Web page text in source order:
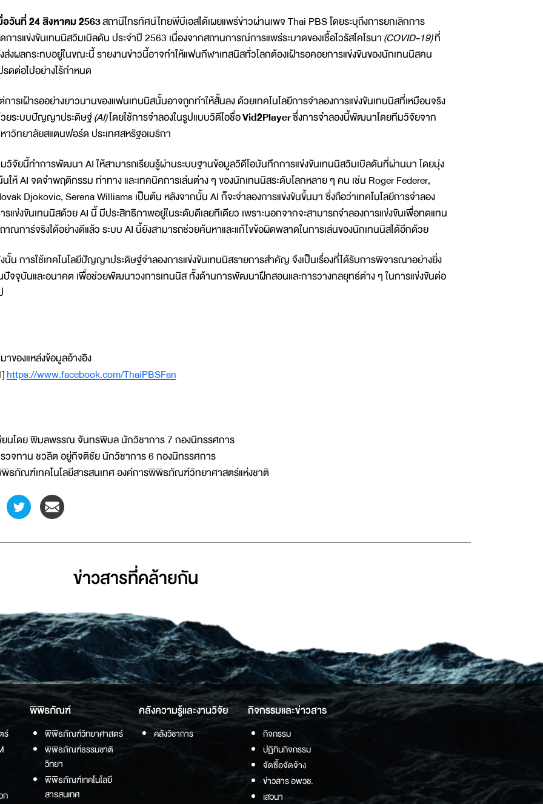
อวันที่ 24 สิงหาคม 2563สถานีโทรทัศน์ไทยพีบีเอสได้เผยแพร่ข่าวผ่านเพจ Thai PBS โดยระบุถึงการยกเลิกการ
การแข่งขันเทนนิสวิมเบิลดัน ประจำปี 2563 เนื่องจากสถานการณ์การแพร่ระบาดของเชื้อไวรัสโคโรนา(COVID-19)ที่
ส่งผลกระทบอยู่ในขณะนี้ รายงานข่าวนี้อาจทำให้แฟนกีฬาเทสนิสทั่วโลกต้องเฝ้ารอคอยการแข่งขันของนักเทนนิสคน
รดต่อไปอย่างไร้กำหนด
การเฝ้ารออย่างยาวนานของแฟนเทนนิสนั้นอาจถูกทำให้สั้นลง ด้วยเทคโนโลยีการจำลองการแข่งขันเทนนิสที่เหมือนจริง
ยระบบปัญญาประดิษฐ์(AI)โดยใช้การจำลองในรูปแบบวิดีโอชื่อVid2Playerซึ่งการจำลองนี้พัฒนาโดยทีมวิจัยจาก
าวิทยาลัยสแตนฟอร์ด ประเทศสหรัฐอเมริกา
วิจัยนี้ทำการพัฒนา AI ให้สามารถเรียนรู้ผ่านระบบฐานข้อมูลวิดีโอบันทึกการแข่งขันเทนนิสวิมเบิลดันที่ผ่านมา โดยมุ่ง
นให้ AI จดจำพฤติกรรม ท่าทาง และเทคนิคการเล่นต่าง ๆ ของนักเทนนิสระดับโลกหลาย ๆ คน เช่น Roger Federer,
Djokovic, Serena Williams เป็นต้น หลังจากนั้น AI ก็จะจำลองการแข่งขันขึ้นมา ซึ่งถือว่าเทคโนโลยีการจำลอง
รแข่งขันเทนนิสด้วย AI นี้ มีประสิทธิภาพอยู่ในระดับดีเลยทีเดียว เพราะนอกจากจะสามารถจำลองการแข่งขันเพื่อทดแทน
าณการ์จริงได้อย่างดีแล้ว ระบบ AI นี้ยังสามารถช่วยค้นหาและแก้ไขข้อผิดพลาดในการเล่นของนักเทนนิสได้อีกด้วย
นั้น การใช้เทคโนโลยีปัญญาประดิษฐ์จำลองการแข่งขันเทนนิสรายการสำคัญ จึงเป็นเรื่องที่ได้รับการพิจารณาอย่างยิ่ง
ปัจจุบันและอนาคต เพื่อช่วยพัฒนาวงการเทนนิส ทั้งด้านการพัฒนาฝึกสอนและการวางกลยุทธ์ต่าง ๆ ในการแข่งขันต่อ
าของแหล่งข้อมูลอ้างอิง
https://www.facebook.com/ThaiPBSFan
นโดย พิมลพรรณ จันทรพิมล นักวิชาการ 7 กองนิทรรศการ
วจทาน ชวลิต อยู่กิจติชัย นักวิชาการ 6 กองนิทรรศการ
ธภัณฑ์เทคโนโลยีสารสนเทศ องค์การพิพิธภัณฑ์วิทยาศาสตร์แห่งชาติ
ข่าวสารที่่คล้ายกัน
ร์
ก
พิพิธภัณฑ์
พิพิธภัณฑ์วิทยาศาสตร์
พิพิธภัณฑ์ธรรมชาติ
วิทยา
พิพิธภัณฑ์เทคโนโลยี
สารสนเทศ
คลังความรู้และงานวิจัย
คลังวิชาการ
กิจกรรมและข่าวสาร
กิจกรรม
ปฏิทินกิจกรรม
จัดซื้อจัดจ้าง
ข่าวสาร อพวช.
เสวนา